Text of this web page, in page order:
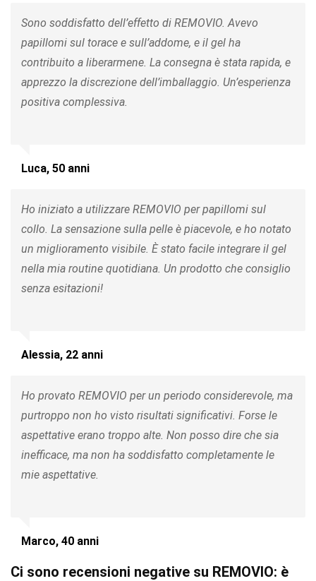
Sono soddisfatto dell’effetto di REMOVIO. Avevo
papillomi sul torace e sull’addome, e il gel ha
contribuito a liberarmene. La consegna è stata rapida, e
apprezzo la discrezione dell’imballaggio. Un’esperienza
positiva complessiva.
Luca, 50 anni
Ho iniziato a utilizzare REMOVIO per papillomi sul
collo. La sensazione sulla pelle è piacevole, e ho notato
un miglioramento visibile. È stato facile integrare il gel
nella mia routine quotidiana. Un prodotto che consiglio
senza esitazioni!
Alessia, 22 anni
Ho provato REMOVIO per un periodo considerevole, ma
purtroppo non ho visto risultati significativi. Forse le
aspettative erano troppo alte. Non posso dire che sia
inefficace, ma non ha soddisfatto completamente le
mie aspettative.
Marco, 40 anni
Ci sono recensioni negative su REMOVIO: è